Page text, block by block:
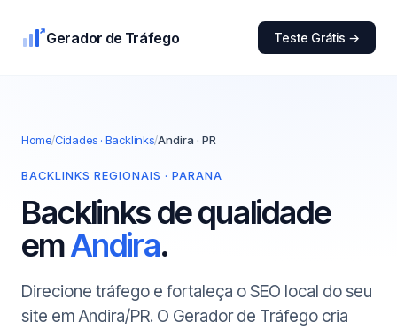
Gerador de Tráfego Teste Grátis →
Home/Cidades · Backlinks/Andira · PR
BACKLINKS REGIONAIS · PARANA
Backlinks de qualidade
emAndira.
Direcione tráfego e fortaleça o SEO local do seu
site em Andira/PR. O Gerador de Tráfego cria